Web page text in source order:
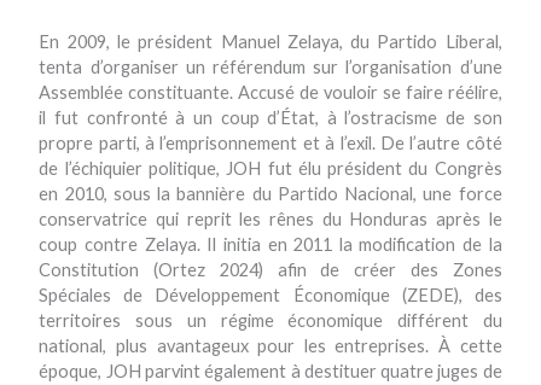
En 2009, le président Manuel Zelaya, du Partido Liberal,
tenta d’organiser un référendum sur l’organisation d’une
Assemblée constituante. Accusé de vouloir se faire réélire,
il fut confronté à un coup d’État, à l’ostracisme de son
propre parti, à l’emprisonnement et à l’exil. De l’autre côté
de l’échiquier politique, JOH fut élu président du Congrès
en 2010, sous la bannière du Partido Nacional, une force
conservatrice qui reprit les rênes du Honduras après le
coup contre Zelaya. Il initia en 2011 la modification de la
Constitution (Ortez 2024) afin de créer des Zones
Spéciales de Développement Économique (ZEDE), des
territoires sous un régime économique différent du
national, plus avantageux pour les entreprises. À cette
époque, JOH parvint également à destituer quatre juges de